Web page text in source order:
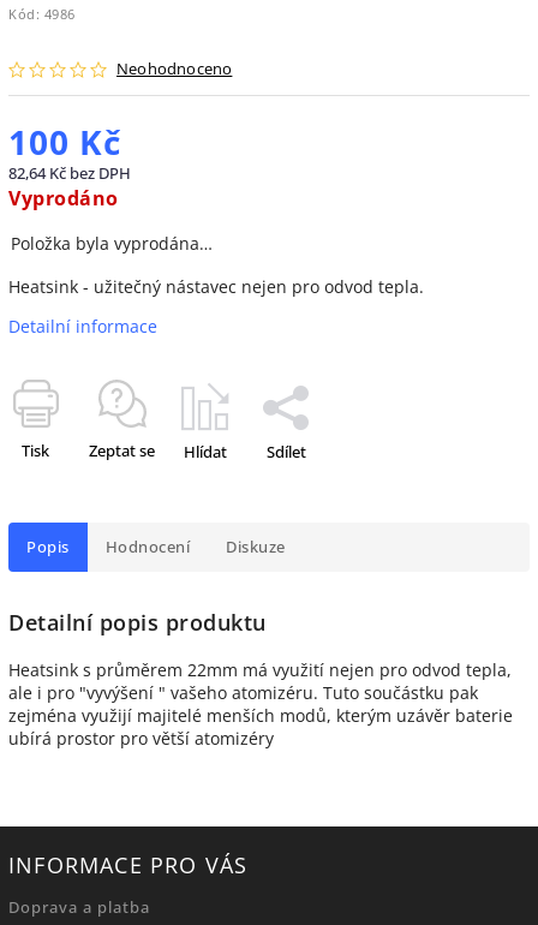
Kód: 4986
Neohodnoceno
100 Kč
82,64 Kč bez DPH
Vyprodáno
Položka byla vyprodána…
Heatsink - užitečný nástavec nejen pro odvod tepla.
Detailní informace
Tisk Zeptat se Hlídat Sdílet
Popis Hodnocení Diskuze
Detailní popis produktu
Heatsink s průměrem 22mm má využití nejen pro odvod tepla,
ale i pro "vyvýšení " vašeho atomizéru. Tuto součástku pak
zejména využijí majitelé menších modů, kterým uzávěr baterie
ubírá prostor pro větší atomizéry
INFORMACE PRO VÁS
Doprava a platba